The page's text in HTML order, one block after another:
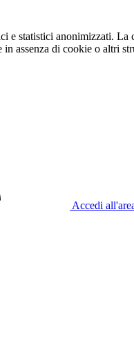
e statistici anonimizzati.
assenza di cookie o altri
Accedi